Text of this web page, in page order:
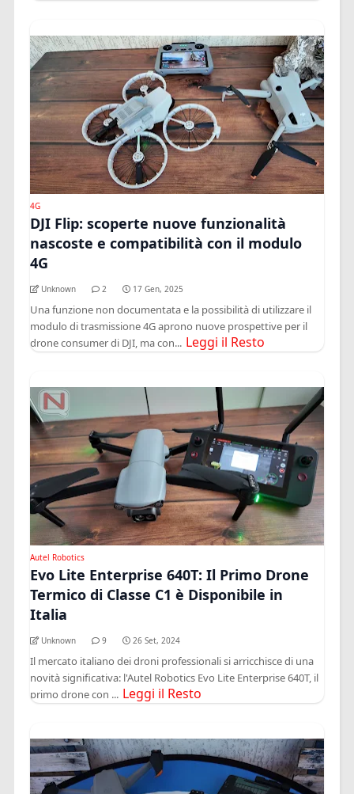
4G
DJI Flip: scoperte nuove funzionalità
nascoste e compatibilità con il modulo
4G
Unknown 2 17 Gen, 2025
Una funzione non documentata e la possibilità di utilizzare il
modulo di trasmissione 4G aprono nuove prospettive per il
drone consumer di DJI, ma con... Leggi il Resto
Autel Robotics
Evo Lite Enterprise 640T: Il Primo Drone
Termico di Classe C1 è Disponibile in
Italia
Unknown 9 26 Set, 2024
Il mercato italiano dei droni professionali si arricchisce di una
novità significativa: l'Autel Robotics Evo Lite Enterprise 640T, il
primo drone con ... Leggi il Resto